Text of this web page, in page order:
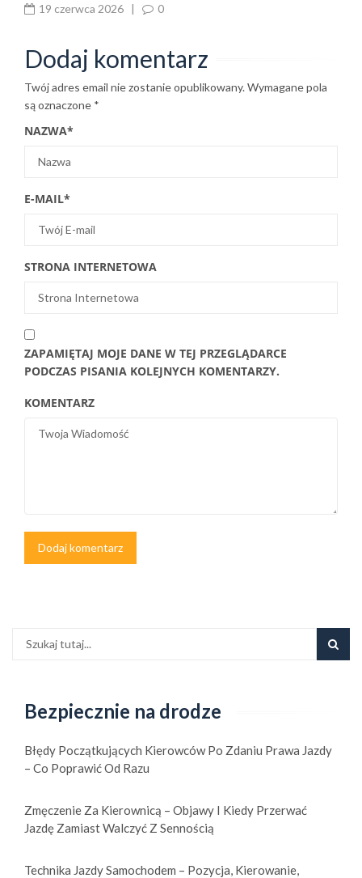
19 czerwca 2026 | 0
Dodaj komentarz
Twój adres email nie zostanie opublikowany.Wymagane pola
są oznaczone *
NAZWA*
E-MAIL*
STRONA INTERNETOWA
ZAPAMIĘTAJ MOJE DANE W TEJ PRZEGLĄDARCE
PODCZAS PISANIA KOLEJNYCH KOMENTARZY.
KOMENTARZ
Bezpiecznie na drodze
Błędy Początkujących Kierowców Po Zdaniu Prawa Jazdy
– Co Poprawić Od Razu
Zmęczenie Za Kierownicą – Objawy I Kiedy Przerwać
Jazdę Zamiast Walczyć Z Sennością
Technika Jazdy Samochodem – Pozycja, Kierowanie,